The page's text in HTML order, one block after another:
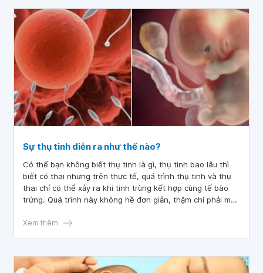
Sự thụ tinh diễn ra như thế nào?
Có thể bạn không biết thụ tinh là gì, thụ tinh bao lâu thì
biết có thai nhưng trên thực tế, quá trình thụ tinh và thụ
thai chỉ có thể xảy ra khi tinh trùng kết hợp cùng tế bào
trứng. Quá trình này không hề đơn giản, thậm chí phải mất
cận được trứng.
Xem thêm